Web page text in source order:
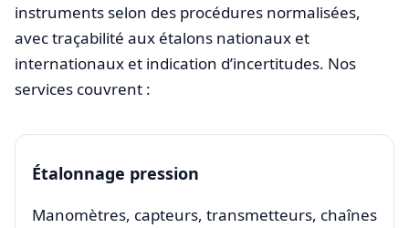
instruments selon des procédures normalisées,
avec traçabilité aux étalons nationaux et
internationaux et indication d’incertitudes. Nos
services couvrent :
Étalonnage pression
Manomètres, capteurs, transmetteurs, chaînes